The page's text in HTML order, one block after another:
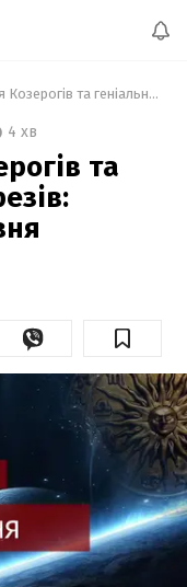
Провокації для Козерогів та геніальна ідея в Терезів: гороскоп на 18 червня
4 хв
та